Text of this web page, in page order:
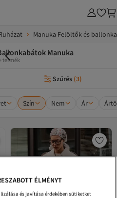
Manuka Felöltők és
Manuka
termék
Szűrés (3)
Szín Nem Ár
ÉLMÉNYT
és javítása érdekében sütiketket